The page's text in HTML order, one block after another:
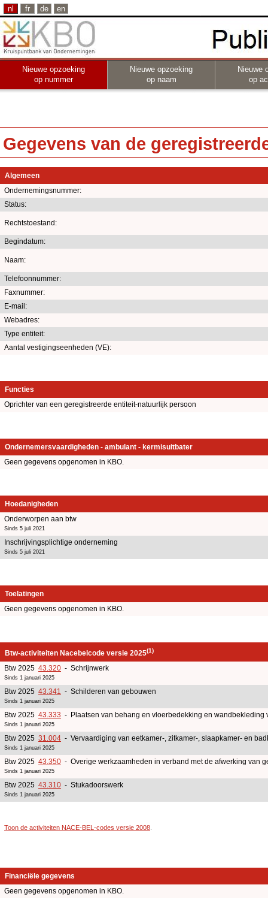
nl fr de en
Nieuwe opzoeking
op nummer
Nieuwe opzoeking
op naam
Nieuwe
op
Gegevens van de
Algemeen
Ondernemingsnummer:
Status:
Rechtstoestand:
Begindatum:
Naam:
Telefoonnummer:
Faxnummer:
E-mail:
Webadres:
Type entiteit:
Aantal vestigingseenheden (VE):
Functies
Oprichter van een geregistreerde entiteit-natuurlijk persoon
Ondernemersvaardigheden - ambulant - kermisuitbater
Geen gegevens opgenomen in KBO.
Hoedanigheden
Onderworpen aan btw
Sinds 5 juli 2021
Inschrijvingsplichtige onderneming
Sinds 5 juli 2021
Toelatingen
Geen gegevens opgenomen in KBO.
Btw-activiteiten Nacebelcode versie 2025(1)
Btw 2025 43.320 - Schrijnwerk
Sinds 1 januari 2025
Btw 2025 43.341 - Schilderen van gebouwen
Sinds 1 januari 2025
Btw 2025 43.333 - Plaatsen van behang en vloerbedekking en wandbekleding
Sinds 1 januari 2025
Btw 2025 31.004 - Vervaardiging van eetkamer-, zitkamer-, slaapkamer- en
Sinds 1 januari 2025
Btw 2025 43.350 - Overige werkzaamheden in verband met de afwerking van
Sinds 1 januari 2025
Btw 2025 43.310 - Stukadoorswerk
Sinds 1 januari 2025
Toon de activiteiten NACE-BEL-codes versie 2008
Financiële gegevens
Geen gegevens opgenomen in KBO.